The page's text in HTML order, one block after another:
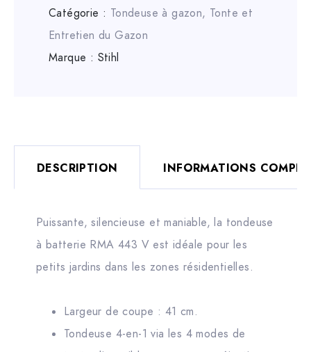
Catégorie : Tondeuse à gazon, Tonte et
Entretien du Gazon
Marque : Stihl
DESCRIPTION INFORMATIONS
Puissante, silencieuse et maniable, la tondeuse
à batterie RMA 443 V est idéale pour les
petits jardins dans les zones résidentielles.
Largeur de coupe : 41 cm.
Tondeuse 4-en-1 via les 4 modes de